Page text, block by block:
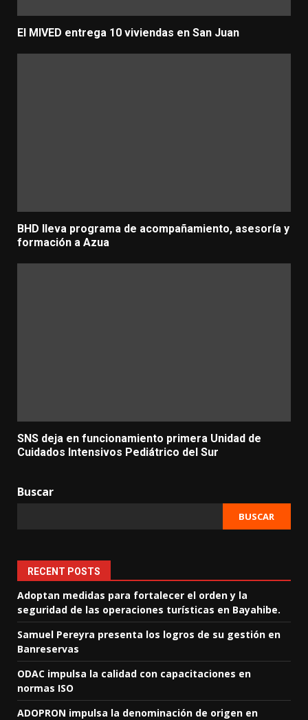
El MIVED entrega 10 viviendas en San Juan
BHD lleva programa de acompañamiento, asesoría y
formación a Azua
SNS deja en funcionamiento primera Unidad de
Cuidados Intensivos Pediátrico del Sur
Buscar
BUSCAR
RECENT POSTS
Adoptan medidas para fortalecer el orden y la
seguridad de las operaciones turísticas en Bayahibe.
Samuel Pereyra presenta los logros de su gestión en
Banreservas
ODAC impulsa la calidad con capacitaciones en
normas ISO
ADOPRON impulsa la denominación de origen en